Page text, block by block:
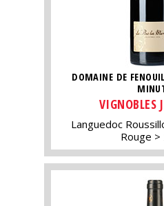
DOMAINE DE
VIGNOBLES
Languedoc
Rouge